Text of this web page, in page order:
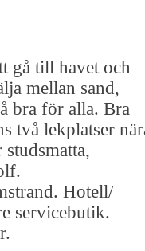
gå till havet och
mellan sand,
bra för alla. Bra
två lekplatser
Hotell/
servicebutik.